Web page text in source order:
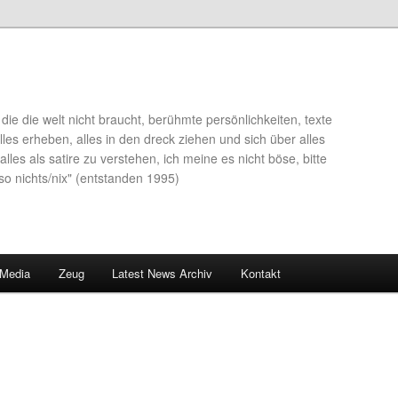
die welt nicht braucht, berühmte persönlichkeiten, texte
erheben, alles in den dreck ziehen und sich über alles
als satire zu verstehen, ich meine es nicht böse, bitte
nichts/nix" (entstanden 1995)
Zeug Latest News Archiv Kontakt